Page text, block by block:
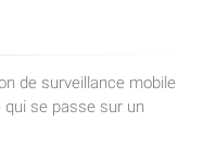
de surveillance mobile
se passe sur un